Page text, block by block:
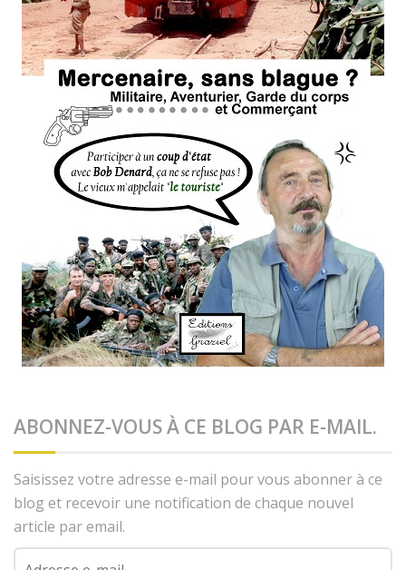
ABONNEZ-VOUS À CE BLOG PAR E-MAIL.
Saisissez votre adresse e-mail pour vous abonner à ce
blog et recevoir une notification de chaque nouvel
article par email.